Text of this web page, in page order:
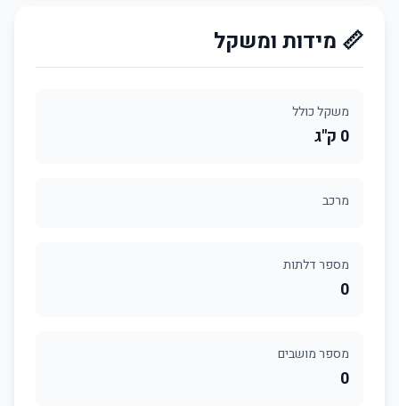
📏 מידות ומשקל
משקל כולל
0 ק"ג
מרכב
מספר דלתות
0
מספר מושבים
0